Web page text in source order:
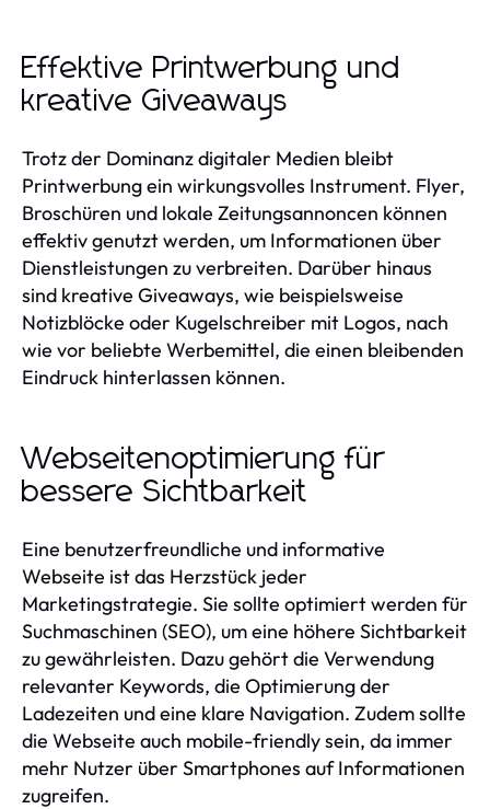
Effektive Printwerbung und
kreative Giveaways
Trotz der Dominanz digitaler Medien bleibt
Printwerbung ein wirkungsvolles Instrument. Flyer,
Broschüren und lokale Zeitungsannoncen können
effektiv genutzt werden, um Informationen über
Dienstleistungen zu verbreiten. Darüber hinaus
sind kreative Giveaways, wie beispielsweise
Notizblöcke oder Kugelschreiber mit Logos, nach
wie vor beliebte Werbemittel, die einen bleibenden
Eindruck hinterlassen können.
Webseitenoptimierung für
bessere Sichtbarkeit
Eine benutzerfreundliche und informative
Webseite ist das Herzstück jeder
Marketingstrategie. Sie sollte optimiert werden für
Suchmaschinen (SEO), um eine höhere Sichtbarkeit
zu gewährleisten. Dazu gehört die Verwendung
relevanter Keywords, die Optimierung der
Ladezeiten und eine klare Navigation. Zudem sollte
die Webseite auch mobile-friendly sein, da immer
mehr Nutzer über Smartphones auf Informationen
zugreifen.